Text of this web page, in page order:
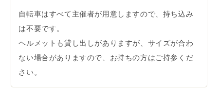
自転車はすべて主催者が用意しますので、持ち込み
は不要です。
ヘルメットも貸し出しがありますが、サイズが合わ
ない場合がありますので、お持ちの方はご持参くだ
さい。